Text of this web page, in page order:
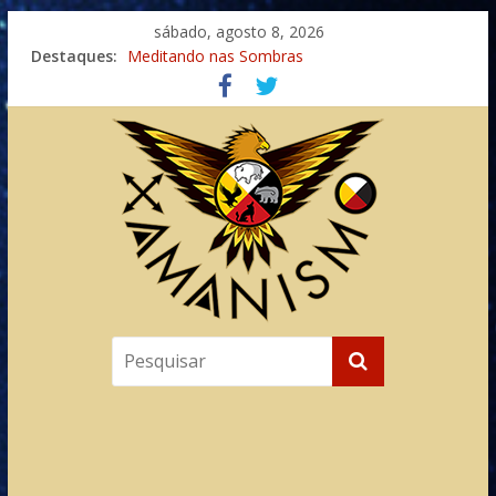
sábado, agosto 8, 2026
Destaques: Meditando nas Sombras
Autosuficiência: A Jornada do Espírito Ancestral
Xamanismo Universal
Totens – Caminho Espiritual – Crescimento
Imaginação na Cura